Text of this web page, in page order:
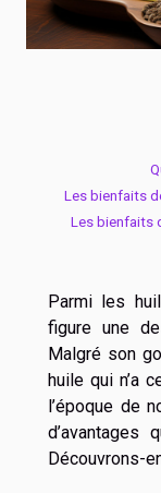
Les bienfaits
Les bienfaits
Parmi les
figure une
Malgré son
huile qui n’a
l’époque de
Découvrons-